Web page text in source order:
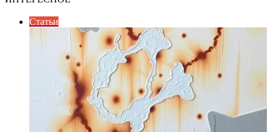
Статьи